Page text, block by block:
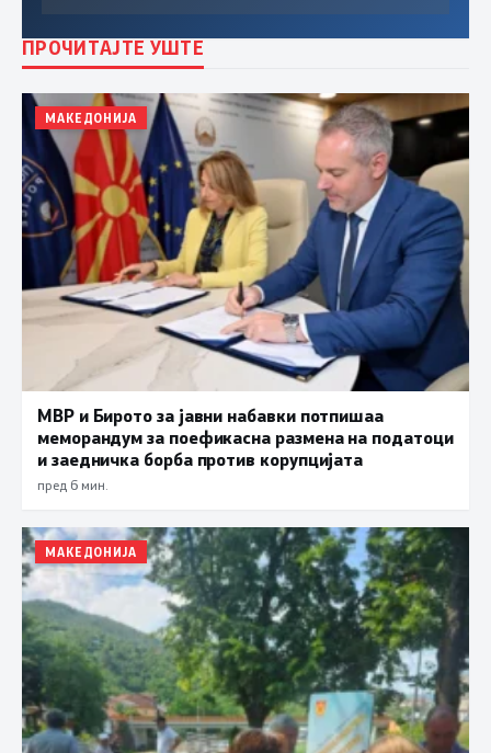
ПРОЧИТАЈТЕ УШТЕ
МАКЕДОНИЈА
МВР и Бирото за јавни набавки потпишаа
меморандум за поефикасна размена на податоци
и заедничка борба против корупцијата
пред 6 мин.
МАКЕДОНИЈА